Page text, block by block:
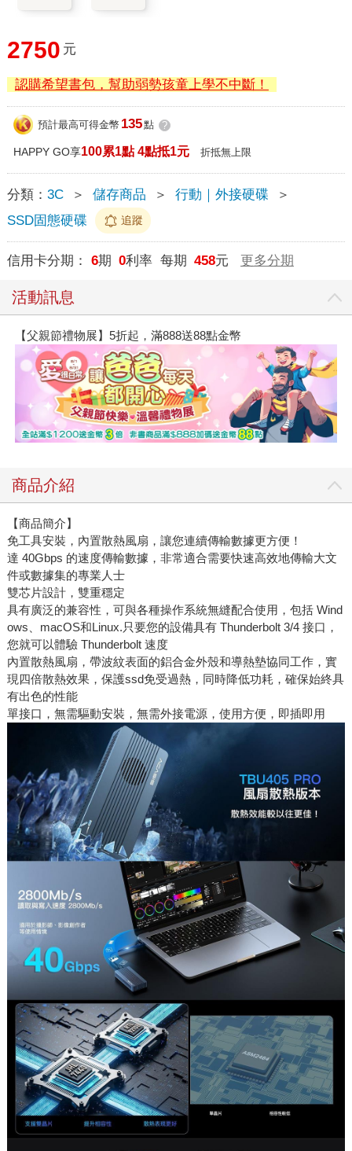
2750 元
認購希望書包，幫助弱勢孩童上學不中斷！
預計最高可得金幣 135點 ?
HAPPY GO享100累1點 4點抵1元 折抵無上限
分類： 3C ＞ 儲存商品 ＞ 行動｜外接硬碟
＞
SSD固態硬碟
追蹤
信用卡分期： 6期 0利率 每期 458元 更多分期
活動訊息
【父親節禮物展】5折起，滿888送88點金幣
商品介紹
【商品簡介】
免工具安裝，內置散熱風扇，讓您連續傳輸數據更方便！
達 40Gbps 的速度傳輸數據，非常適合需要快速高效地傳輸大文
件或數據集的專業人士
雙芯片設計，雙重穩定
具有廣泛的兼容性，可與各種操作系統無縫配合使用，包括 Wind
ows、macOS和Linux.只要您的設備具有 Thunderbolt 3/4 接口，
您就可以體驗 Thunderbolt 速度
內置散熱風扇，帶波紋表面的鋁合金外殼和導熱墊協同工作，實
現四倍散熱效果，保護ssd免受過熱，同時降低功耗，確保始終具
有出色的性能
單接口，無需驅動安裝，無需外接電源，使用方便，即插即用